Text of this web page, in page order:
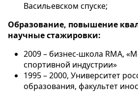
Васильевском спуске;
Образование, повышение
научные стажировки:
2009 – бизнес-школа RMA,
спортивной индустрии»
1995 – 2000, Университет
образования, факультет